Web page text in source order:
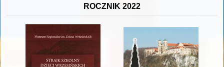
ROCZNIK 2022